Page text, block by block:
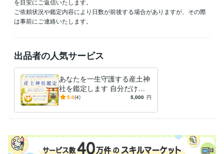
を目安にご返信いたします。
ご依頼状況や鑑定内容により日数が前後する場合がありますが、その際
出品者の人気サービス
あなたを一生守護する産土神
社を鑑定します 自分だけの
唯一無二の守護神が、「 最
5.0(4) 5,000 円